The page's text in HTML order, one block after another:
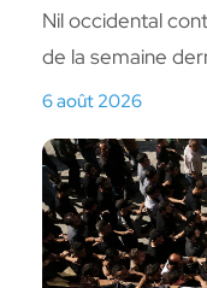
Nil occidental
de la semaine
6 août 2026